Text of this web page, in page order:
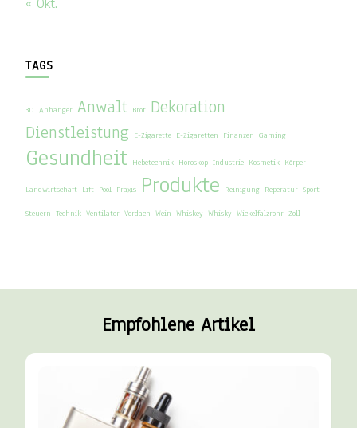
« Okt.
TAGS
3D Anhänger Anwalt Brot Dekoration
Dienstleistung E-Zigarette E-Zigaretten Finanzen Gaming
Gesundheit Hebetechnik Horoskop Industrie Kosmetik Körper
Landwirtschaft Lift Pool Praxis Produkte Reinigung Reperatur Sport
Steuern Technik Ventilator Vordach Wein Whiskey Whisky Wickelfalzrohr Zoll
Empfohlene Artikel